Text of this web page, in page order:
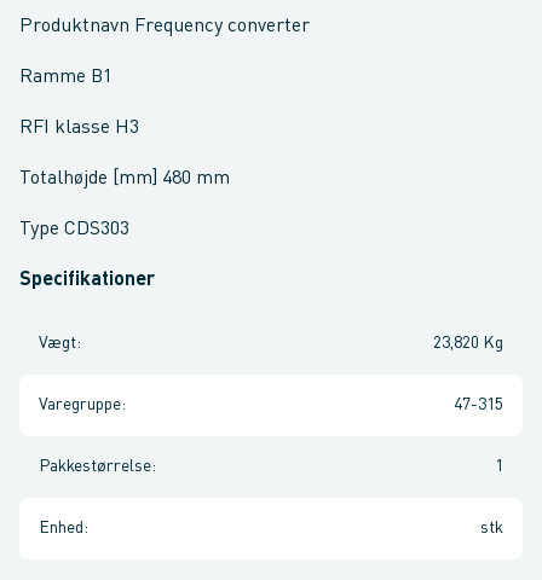
Produktnavn Frequency converter
Ramme B1
RFI klasse H3
Totalhøjde [mm] 480 mm
Type CDS303
Specifikationer
Vægt: 23,820 Kg
Varegruppe: 47-315
Pakkestørrelse: 1
Enhed : stk